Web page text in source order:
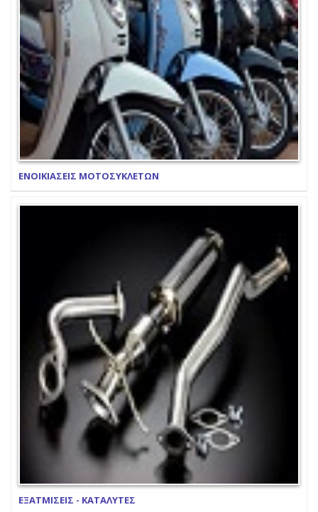
ΕΝΟΙΚΙΑΣΕΙΣ ΜΟΤΟΣΥΚΛΕΤΩΝ
ΕΞΑΤΜΙΣΕΙΣ - ΚΑΤΑΛΥΤΕΣ